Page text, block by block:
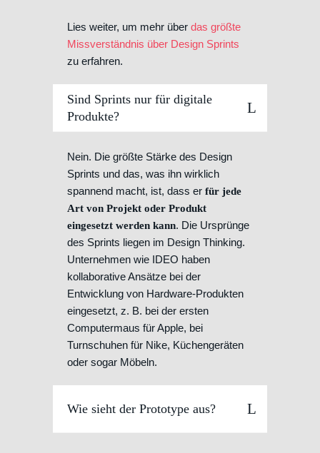
Lies weiter, um mehr über das größte
Missverständnis über Design Sprints
zu erfahren.
Sind Sprints nur für digitale
Produkte?
Nein. Die größte Stärke des Design
Sprints und das, was ihn wirklich
spannend macht, ist, dass er für jede
Art von Projekt oder Produkt
eingesetzt werden kann. Die Ursprünge
des Sprints liegen im Design Thinking.
Unternehmen wie IDEO haben
kollaborative Ansätze bei der
Entwicklung von Hardware-Produkten
eingesetzt, z. B. bei der ersten
Computermaus für Apple, bei
Turnschuhen für Nike, Küchengeräten
oder sogar Möbeln.
Wie sieht der Prototype aus?